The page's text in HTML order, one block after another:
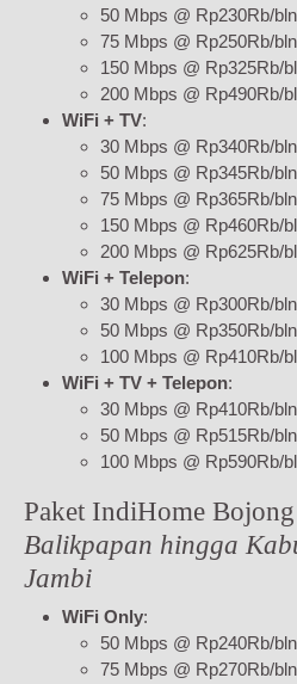
50 Mbps @ Rp230Rb/bln
75 Mbps @ Rp250Rb/bln
150 Mbps @ Rp325Rb/
200 Mbps @ Rp490Rb/
WiFi + TV:
30 Mbps @ Rp340Rb/bln
50 Mbps @ Rp345Rb/bln
75 Mbps @ Rp365Rb/bln
150 Mbps @ Rp460Rb/
200 Mbps @ Rp625Rb/
WiFi + Telepon:
30 Mbps @ Rp300Rb/bln
50 Mbps @ Rp350Rb/bln
100 Mbps @ Rp410Rb/
WiFi + TV + Telepon:
30 Mbps @ Rp410Rb/bln
50 Mbps @ Rp515Rb/bln
100 Mbps @ Rp590Rb/
Paket IndiHome
Balikpapan hingga
Jambi
WiFi Only:
50 Mbps @ Rp240Rb/bln
75 Mbps @ Rp270Rb/bln